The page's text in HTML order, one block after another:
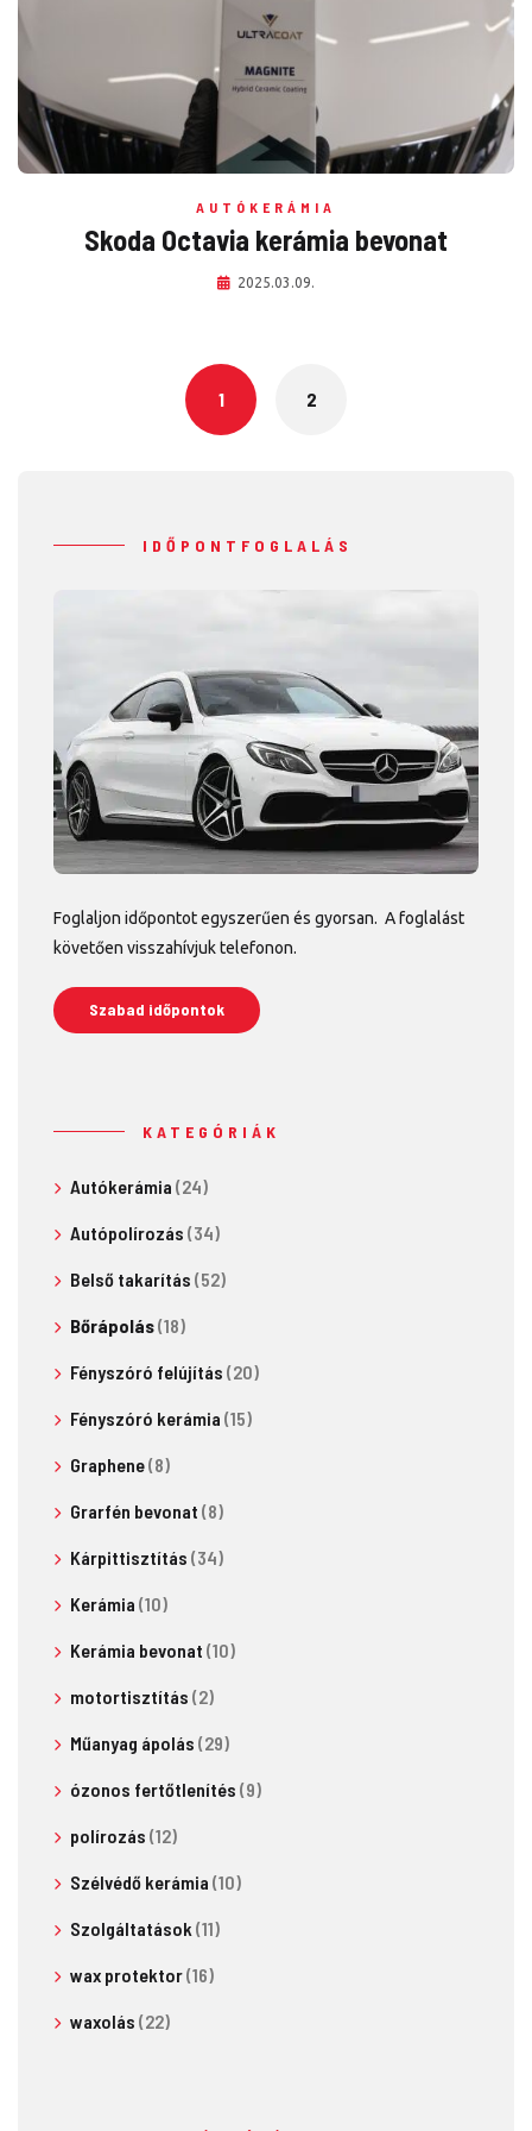
AUTÓKERÁMIA
Skoda Octavia kerámia bevonat
2025.03.09.
1 2
IDŐPONTFOGLALÁS
Foglaljon időpontot egyszerűen és gyorsan. A foglalást
követően visszahívjuk telefonon.
Szabad időpontok
KATEGÓRIÁK
Autókerámia (24)
Autópolírozás (34)
Belső takarítás (52)
Bőrápolás(18)
Fényszóró felújítás (20)
Fényszóró kerámia (15)
Graphene(8)
Grarfén bevonat (8)
Kárpittisztítás (34)
Kerámia (10)
Kerámia bevonat (10)
motortisztítás (2)
Műanyag ápolás (29)
ózonos fertőtlenítés (9)
polírozás (12)
Szélvédő kerámia (10)
Szolgáltatások (11)
wax protektor(16)
waxolás (22)